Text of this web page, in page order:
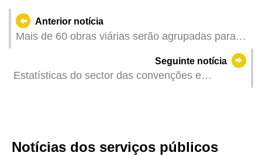
Anterior notícia
Mais de 60 obras viárias serão agrupadas para
Seguinte notícia
Estatísticas do sector das convenções e
Notícias dos serviços públicos